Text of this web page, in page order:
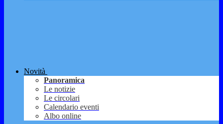
Novità
Panoramica
Le notizie
Le circolari
Calendario eventi
Albo online